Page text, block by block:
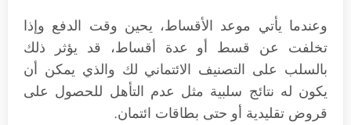
وعندما يأتي موعد الأقساط، يحين وقت الدفع وإذا
تخلفت عن قسط أو عدة أقساط، قد يؤثر ذلك
بالسلب على التصنيف الائتماني لك والذي يمكن أن
يكون له نتائج سلبية مثل عدم التأهل للحصول على
قروض تقليدية أو حتى بطاقات ائتمان.